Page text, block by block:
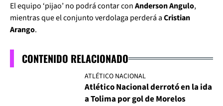
El equipo ‘pijao’ no podrá contar conAnderson Angulo,
mientras que el conjunto verdolaga perderá aCristian
Arango.
CONTENIDO RELACIONADO
ATLÉTICO NACIONAL
Atlético Nacional derrotó en la ida
a Tolima por gol de Morelos